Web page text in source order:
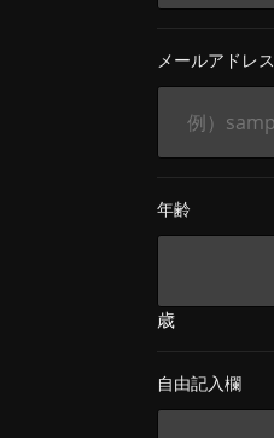
メールアドレス
年齢
歳
自由記入欄